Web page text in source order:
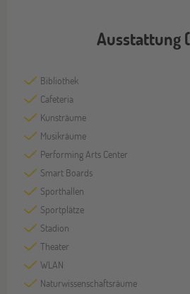
Ausstattung
Bibliothek
Cafeteria
Kunsträume
Musikräume
Performing Arts Center
Smart Boards
Sporthallen
Sportplätze
Stadion
Theater
WLAN
Naturwissenschaftsräume